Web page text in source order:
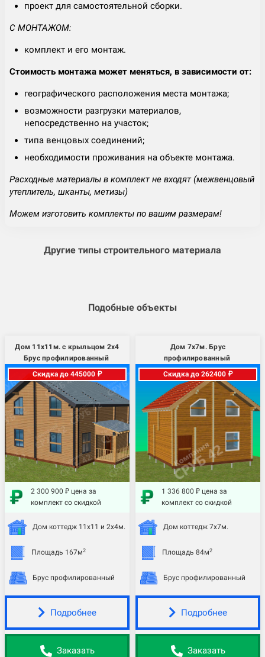
проект для самостоятельной сборки.
С МОНТАЖОМ:
комплект и его монтаж.
Стоимость монтажа может меняться, в зависимости от:
географического расположения места монтажа;
возможности разгрузки материалов,
непосредственно на участок;
типа венцовых соединений;
необходимости проживания на объекте монтажа.
Расходные материалы в комплект не входят (межвенцовый
утеплитель, шканты, метизы)
Можем изготовить комплекты по вашим размерам!
Другие типы строительного материала
Подобные объекты
Дом 11х11м. с крыльцом 2х4
Брус профилированный
Скидка до 445000 ₽
2 300 900 ₽ цена за
комплект со скидкой
Дом коттедж 11х11 и 2х4м.
Площадь 167м2
Брус профилированный
Подробнее
Заказать
Дом 7х7м. Брус
профилированный
Скидка до 262400 ₽
1 336 800 ₽ цена за
комплект со скидкой
Дом коттедж 7х7м.
Площадь 84м2
Брус профилированный
Подробнее
Заказать